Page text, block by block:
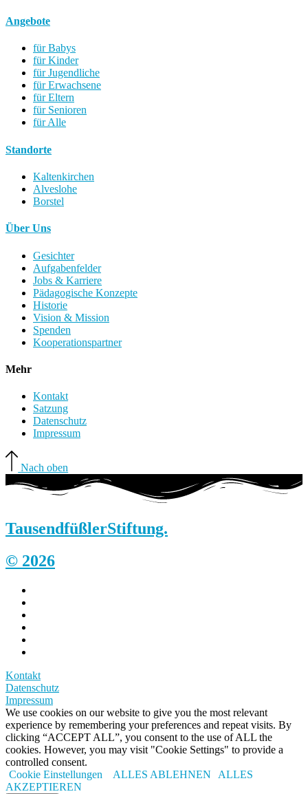
Angebote
für Babys
für Kinder
für Jugendliche
für Erwachsene
für Eltern
für Senioren
für Alle
Standorte
Kaltenkirchen
Alveslohe
Borstel
Über Uns
Gesichter
Aufgabenfelder
Jobs & Karriere
Pädagogische Konzepte
Historie
Vision & Mission
Spenden
Kooperationspartner
Mehr
Kontakt
Satzung
Datenschutz
Impressum
Nach oben
TausendfüßlerStiftung.
© 2026
Kontakt
Datenschutz
Impressum
We use cookies on our website to give you the most relevant
experience by remembering your preferences and repeat visits. By
clicking “ACCEPT ALL”, you consent to the use of ALL the
cookies. However, you may visit "Cookie Settings" to provide a
controlled consent.
Cookie Einstellungen
ALLES ABLEHNEN
ALLES
AKZEPTIEREN